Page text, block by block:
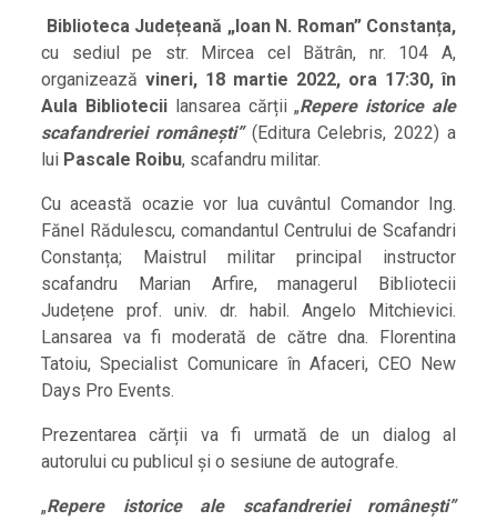
Biblioteca Județeană „Ioan N. Roman” Constanța,
cu sediul pe str. Mircea cel Bătrân, nr. 104 A,
organizează vineri, 18 martie 2022, ora 17:30, în
Aula Bibliotecii lansarea cărții „Repere istorice ale
scafandreriei românești” (Editura Celebris, 2022) a
lui Pascale Roibu, scafandru militar.
Cu această ocazie vor lua cuvântul Comandor Ing.
Fănel Rădulescu, comandantul Centrului de Scafandri
Constanța; Maistrul militar principal instructor
scafandru Marian Arfire, managerul Bibliotecii
Județene prof. univ. dr. habil. Angelo Mitchievici.
Lansarea va fi moderată de către dna. Florentina
Tatoiu, Specialist Comunicare în Afaceri, CEO New
Days Pro Events.
Prezentarea cărții va fi urmată de un dialog al
autorului cu publicul și o sesiune de autografe.
„Repere istorice ale scafandreriei românești”